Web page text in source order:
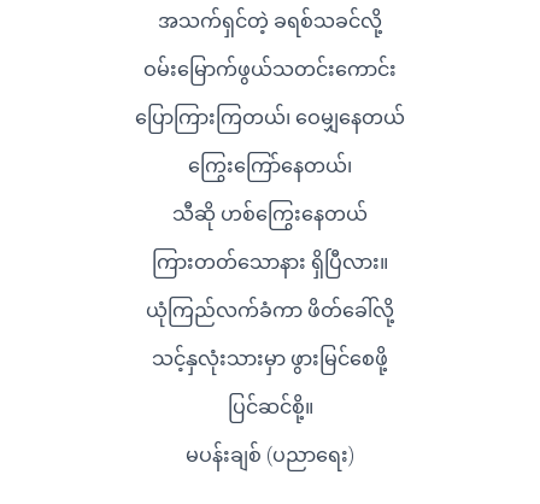
အသက်ရှင်တဲ့ ခရစ်သခင်လို့
ဝမ်းမြောက်ဖွယ်သတင်းကောင်း
ပြောကြားကြတယ်၊ ဝေမျှနေတယ်
ကြွေးကြော်နေတယ်၊
သီဆို ဟစ်ကြွေးနေတယ်
ကြားတတ်သောနား ရှိပြီလား။
ယုံကြည်လက်ခံကာ ဖိတ်ခေါ်လို့
သင့်နှလုံးသားမှာ ဖွားမြင်စေဖို့
ပြင်ဆင်စို့။
မပန်းချစ် (ပညာရေး)